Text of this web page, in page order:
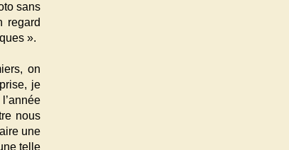
sans
regard
».
on
je
nous
une
telle